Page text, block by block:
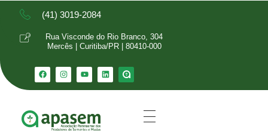
(41) 3019-2084
Rua Visconde do Rio Branco, 304
Mercês | Curitiba/PR | 80410-000